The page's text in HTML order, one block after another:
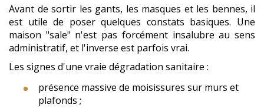
Avant de sortir les gants, les masques et les bennes, il
est utile de poser quelques constats basiques. Une
maison "sale" n'est pas forcément insalubre au sens
administratif, et l'inverse est parfois vrai.
Les signes d'une vraie dégradation sanitaire :
présence massive de moisissures sur murs et
plafonds ;